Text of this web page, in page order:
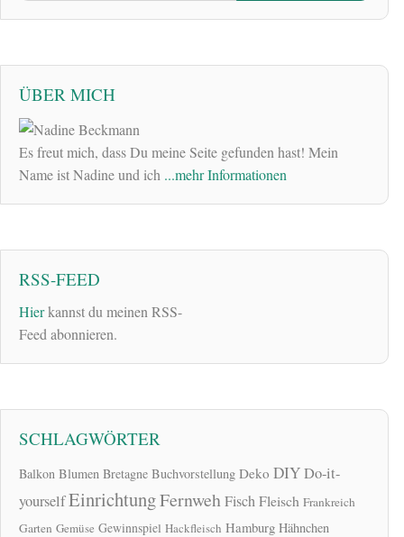
ÜBER MICH
Es freut mich, dass Du meine Seite gefunden hast! Mein
Name ist Nadine und ich ...mehr Informationen
RSS-FEED
Hierkannst du meinen RSS-
Feed abonnieren.
SCHLAGWÖRTER
Balkon Blumen Bretagne Buchvorstellung Deko DIYDo-it-
yourselfEinrichtungFernwehFischFleisch Frankreich
Garten Gemüse Gewinnspiel Hackfleisch Hamburg Hähnchen